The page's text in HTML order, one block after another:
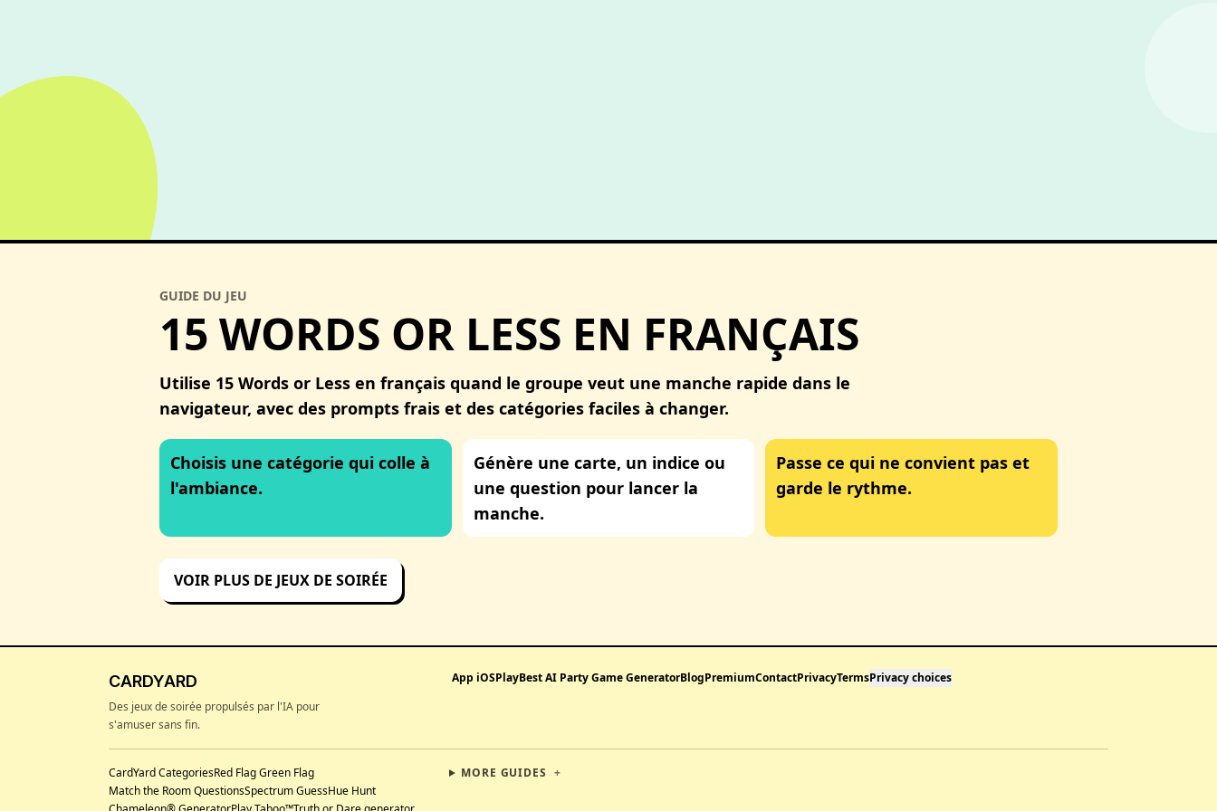
GUIDE DU JEU
15 WORDS OR LESS EN FRANÇAIS
Utilise 15 Words or Less en français quand le groupe veut une manche rapide dans le
navigateur, avec des prompts frais et des catégories faciles à changer.
Choisis une catégorie qui colle à
l'ambiance.
Génère une carte, un indice ou
une question pour lancer la
manche.
Passe ce qui ne convient pas et
garde le rythme.
VOIR PLUS DE JEUX DE SOIRÉE
CARDYARD
Des jeux de soirée propulsés par l'IA pour
s'amuser sans fin.
App iOSPlayBest AI Party Game GeneratorBlogPremiumContactPrivacyTermsPrivacy choices
CardYard CategoriesRed Flag Green Flag
Match the Room QuestionsSpectrum GuessHue Hunt
MORE GUIDES +